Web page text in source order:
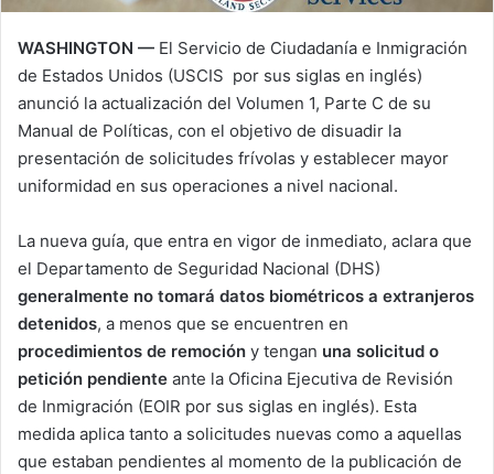
WASHINGTON — El Servicio de Ciudadanía e Inmigración
de Estados Unidos (USCIS por sus siglas en inglés)
anunció la actualización del Volumen 1, Parte C de su
Manual de Políticas, con el objetivo de disuadir la
presentación de solicitudes frívolas y establecer mayor
uniformidad en sus operaciones a nivel nacional.
La nueva guía, que entra en vigor de inmediato, aclara que
el Departamento de Seguridad Nacional (DHS)
generalmente no tomará datos biométricos a extranjeros
detenidos, a menos que se encuentren en
procedimientos de remoción y tengan una solicitud o
petición pendiente ante la Oficina Ejecutiva de Revisión
de Inmigración (EOIR por sus siglas en inglés). Esta
medida aplica tanto a solicitudes nuevas como a aquellas
que estaban pendientes al momento de la publicación de